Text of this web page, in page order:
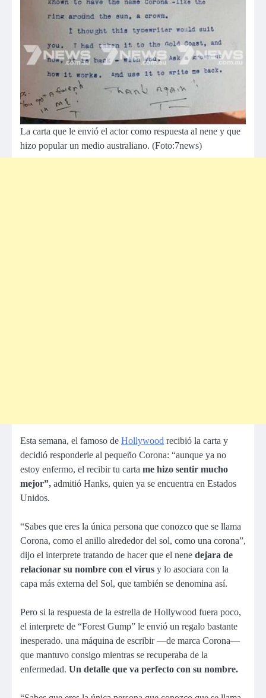
La carta que le envió el actor como respuesta al nene y que
hizo popular un medio australiano. (Foto:7news)
Esta semana, el famoso de Hollywood recibió la carta y
decidió responderle al pequeño Corona: “aunque ya no
estoy enfermo, el recibir tu carta me hizo sentir mucho
mejor”, admitió Hanks, quien ya se encuentra en Estados
Unidos.
“Sabes que eres la única persona que conozco que se llama
Corona, como el anillo alrededor del sol, como una corona”,
dijo el interprete tratando de hacer que el nene dejara de
relacionar su nombre con el virus y lo asociara con la
capa más externa del Sol, que también se denomina así.
Pero si la respuesta de la estrella de Hollywood fuera poco,
el interprete de “Forest Gump” le envió un regalo bastante
inesperado. una máquina de escribir —de marca Corona—
que mantuvo consigo mientras se recuperaba de la
enfermedad. Un detalle que va perfecto con su nombre.